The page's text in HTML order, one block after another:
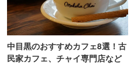
中目黒のおすすめカフェ8選！古
民家カフェ、チャイ専門店など